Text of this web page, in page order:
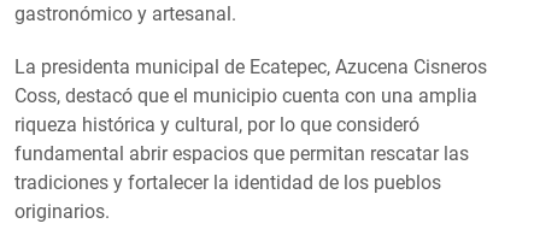
gastronómico y artesanal.
La presidenta municipal de Ecatepec, Azucena Cisneros
Coss, destacó que el municipio cuenta con una amplia
riqueza histórica y cultural, por lo que consideró
fundamental abrir espacios que permitan rescatar las
tradiciones y fortalecer la identidad de los pueblos
originarios.